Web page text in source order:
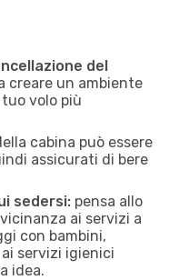
del
creare un ambiente
volo più
cabina può essere
assicurati di bere
sedersi: pensa allo
ai servizi a
con bambini,
servizi igienici
idea.